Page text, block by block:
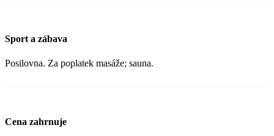
Sport a zábava
Posilovna. Za poplatek masáže; sauna.
Cena zahrnuje